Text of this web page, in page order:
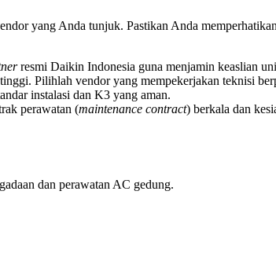
yang Anda tunjuk. Pastikan Anda
resmi Daikin Indonesia guna menjamin keaslian
Pilihlah vendor yang mempekerjakan teknisi
instalasi dan K3 yang aman.
perawatan (maintenance contract) berkala dan
dan perawatan AC gedung.